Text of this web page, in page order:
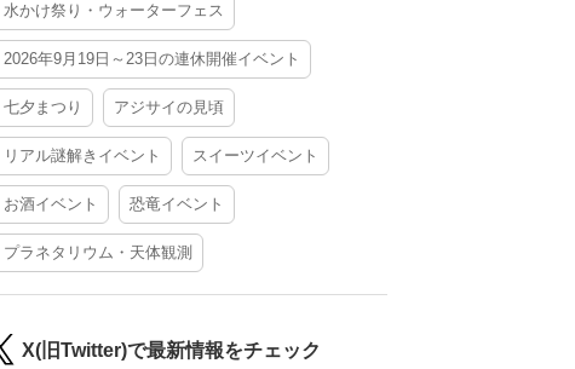
水かけ祭り・ウォーターフェス
2026年9月19日～23日の連休開催イベント
七夕まつり アジサイの見頃
リアル謎解きイベント スイーツイベント
お酒イベント 恐竜イベント
プラネタリウム・天体観測
X(旧Twitter)で最新情報をチェック